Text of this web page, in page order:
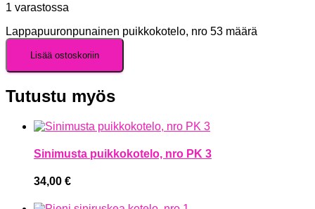
1 varastossa
Lappapuuronpunainen puikkokotelo, nro 53 määrä
Lisää ostoskoriin
Tutustu myös
Sinimusta puikkokotelo, nro PK 3
34,00 €